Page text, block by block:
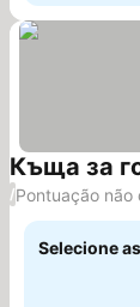
Къща за
/Pontuação não
Selecione